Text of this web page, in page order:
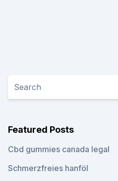
Featured Posts
Cbd gummies canada legal
Schmerzfreies hanföl